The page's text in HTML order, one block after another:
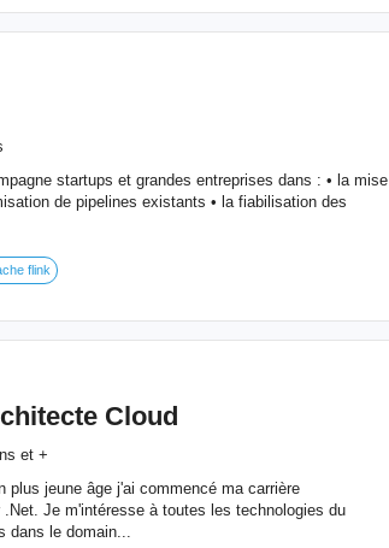
startups et grandes entreprises dans : • la mise
de pipelines existants • la fiabilisation des
flink
Cloud
et +
plus jeune âge j'ai commencé ma carrière
Je m'intéresse à toutes les technologies du
dans le domain...